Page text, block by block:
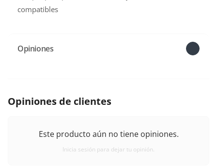
compatibles
Opiniones
Opiniones de clientes
Este producto aún no tiene opiniones.
Inicia sesión para dejar tu opinión.